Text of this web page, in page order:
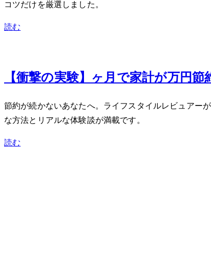
コツだけを厳選しました。
読む
【衝撃の実験】3ヶ月で家計が10万
節約が続かないあなたへ。ライフスタイルレビュアー
な方法とリアルな体験談が満載です。
読む